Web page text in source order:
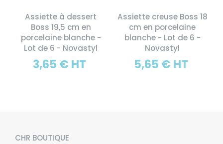
Assiette à dessert
Boss 19,5 cm en
porcelaine blanche -
Lot de 6 - Novastyl
3,65 € HT
Assiette creuse Boss 18
cm en porcelaine
blanche - Lot de 6 -
Novastyl
5,65 € HT
CHR BOUTIQUE